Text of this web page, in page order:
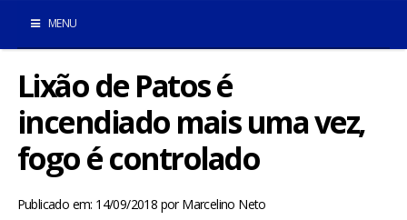
MENU
INÍCIO
POMBAL E REGIÃO
PARAÍBA
Lixão de Patos é
incendiado mais uma vez,
fogo é controlado
Publicado em: 14/09/2018 porMarcelino Neto